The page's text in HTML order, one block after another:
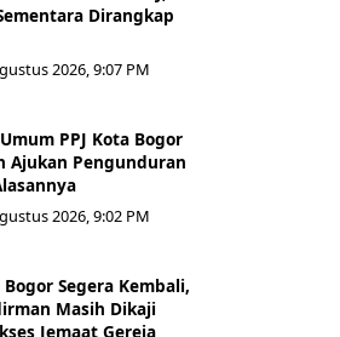
Dirangkap
2026, 9:07 PM
PPJ Kota Bogor
Ajukan Pengunduran
2026, 9:02 PM
Bogor Segera Kembali,
Masih Dikaji
Jemaat Gereja